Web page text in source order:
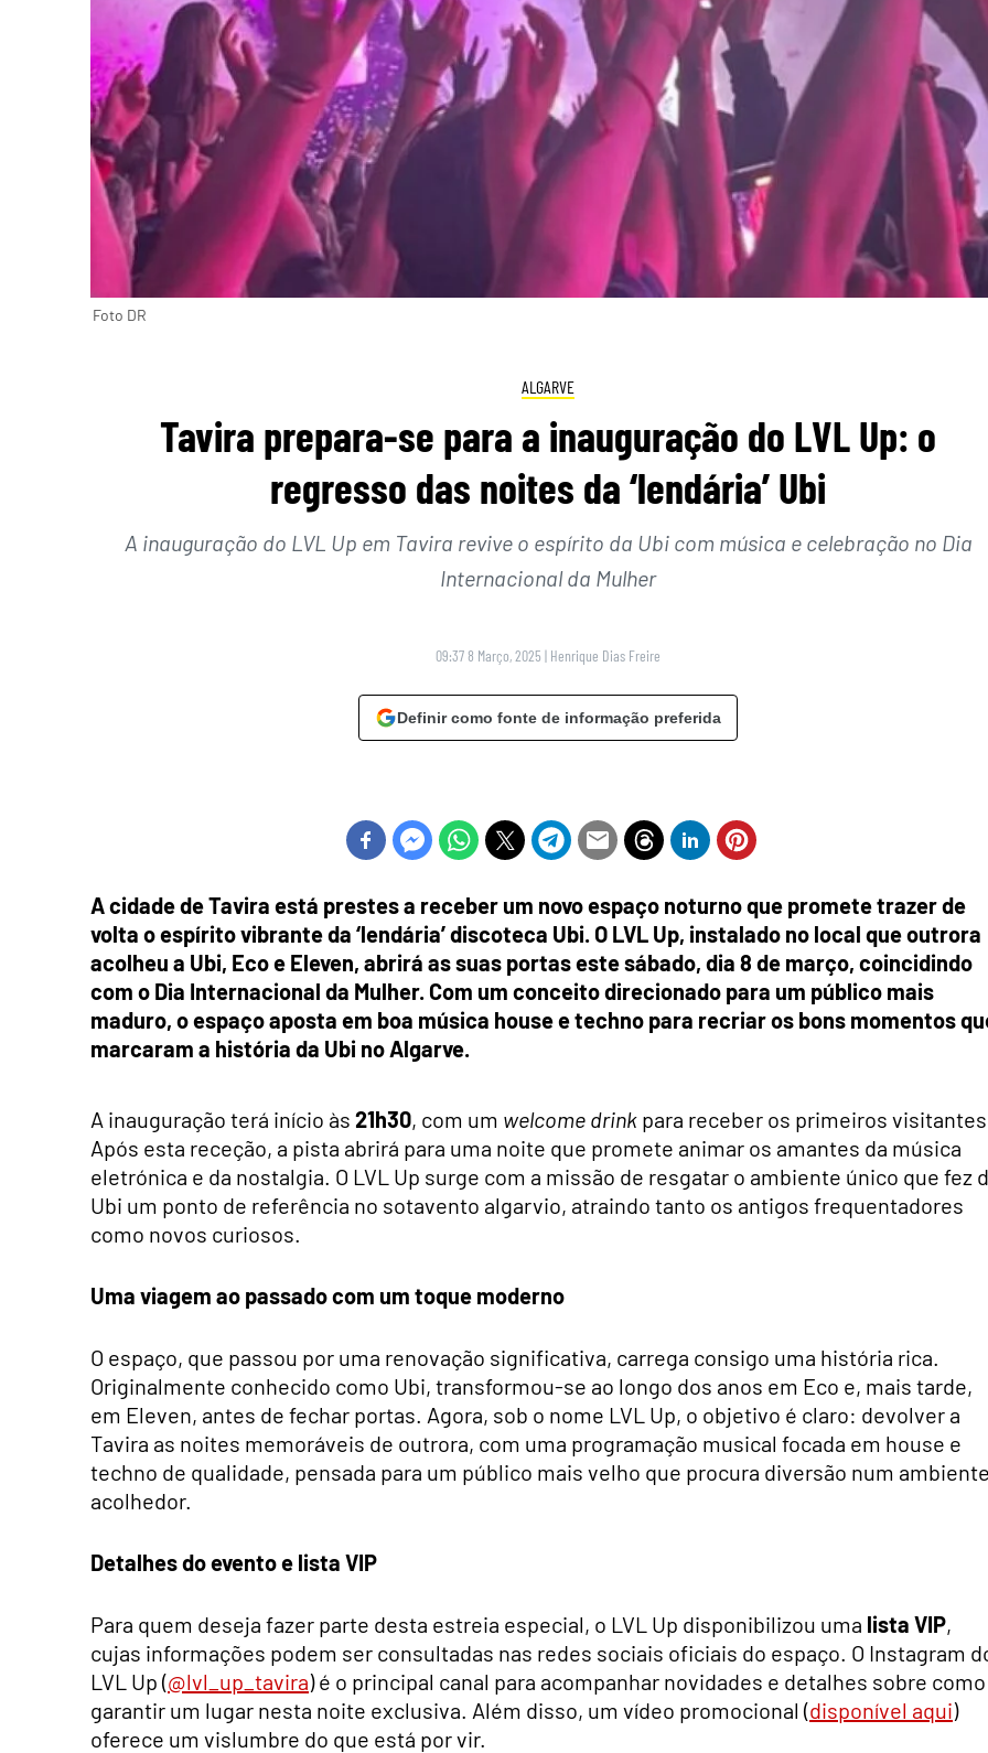
Foto DR
ALGARVE
Tavira prepara-se para a inauguração do LVL Up: o
regresso das noites da ‘lendária’ Ubi
A inauguração do LVL Up em Tavira revive o espírito da Ubi com música e celebração no Dia
Internacional da Mulher
09:37 8 Março, 2025 | Henrique Dias Freire
Definir como fonte de informação preferida
A cidade de Tavira está prestes a receber um novo espaço noturno que promete trazer de
volta o espírito vibrante da ‘lendária’ discoteca Ubi. O LVL Up, instalado no local que outrora
acolheu a Ubi, Eco e Eleven, abrirá as suas portas este sábado, dia 8 de março, coincidindo
com o Dia Internacional da Mulher. Com um conceito direcionado para um público mais
maduro, o espaço aposta em boa música house e techno para recriar os bons momentos
marcaram a história da Ubi no Algarve.
A inauguração terá início às 21h30, com um welcome drink para receber os primeiros
Após esta receção, a pista abrirá para uma noite que promete animar os amantes da música
eletrónica e da nostalgia. O LVL Up surge com a missão de resgatar o ambiente único que fez
Ubi um ponto de referência no sotavento algarvio, atraindo tanto os antigos frequentadores
como novos curiosos.
Uma viagem ao passado com um toque moderno
O espaço, que passou por uma renovação significativa, carrega consigo uma história rica.
Originalmente conhecido como Ubi, transformou-se ao longo dos anos em Eco e, mais tarde,
em Eleven, antes de fechar portas. Agora, sob o nome LVL Up, o objetivo é claro: devolver a
Tavira as noites memoráveis de outrora, com uma programação musical focada em house e
techno de qualidade, pensada para um público mais velho que procura diversão num
acolhedor.
Detalhes do evento e lista VIP
Para quem deseja fazer parte desta estreia especial, o LVL Up disponibilizou uma lista VIP,
cujas informações podem ser consultadas nas redes sociais oficiais do espaço. O Instagram
LVL Up (@lvl_up_tavira) é o principal canal para acompanhar novidades e detalhes sobre como
garantir um lugar nesta noite exclusiva. Além disso, um vídeo promocional (disponível aqui)
oferece um vislumbre do que está por vir.